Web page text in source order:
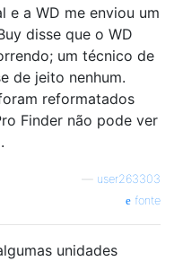
e a WD me enviou um
disse que o WD
um técnico de
de jeito nenhum.
reformatados
Finder não pode ver
user263303
fonte
unidades